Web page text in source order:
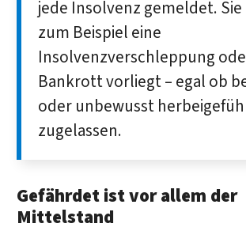
jede Insolvenz gemeldet.
zum Beispiel eine
Insolvenzverschleppung
Bankrott vorliegt – egal ob
oder unbewusst
zugelassen.
Gefährdet ist vor allem der
Mittelstand